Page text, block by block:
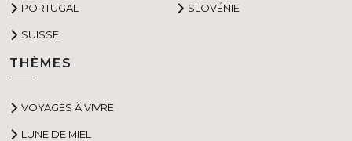
PORTUGAL SLOVÉNIE
SUISSE
THÈMES
VOYAGES À VIVRE
LUNE DE MIEL